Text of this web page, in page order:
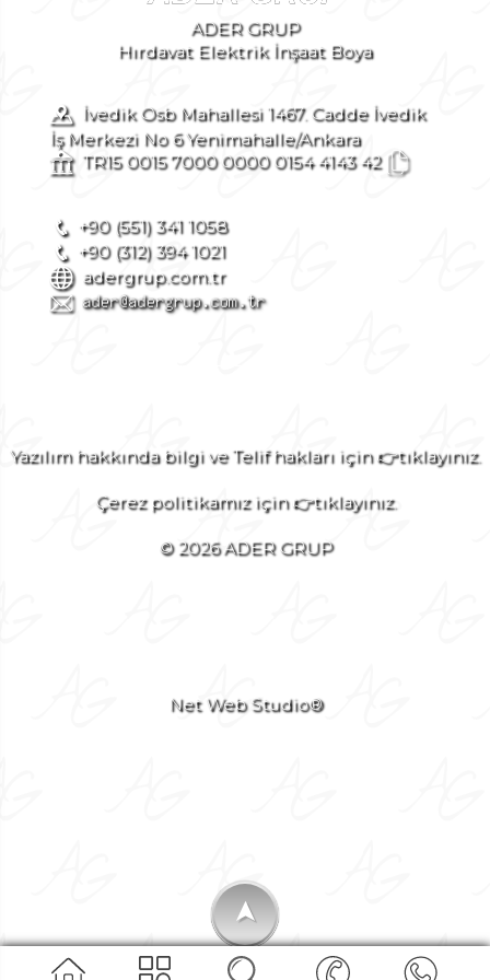
ADER GRUP
Hırdavat Elektrik İnşaat Boya
İvedik Osb Mahallesi 1467. Cadde İvedik
İş Merkezi No 6 Yenimahalle/Ankara
TR15 0015 7000 0000 0154 4143 42
+90 (551) 341 1058
+90 (312) 394 1021
adergrup.com.tr
Yazılım hakkında bilgi ve Telif hakları için 👉tıklayınız.
Çerez politikamız için 👉tıklayınız.
© 2026 ADER GRUP
Net Web Studio®
➤